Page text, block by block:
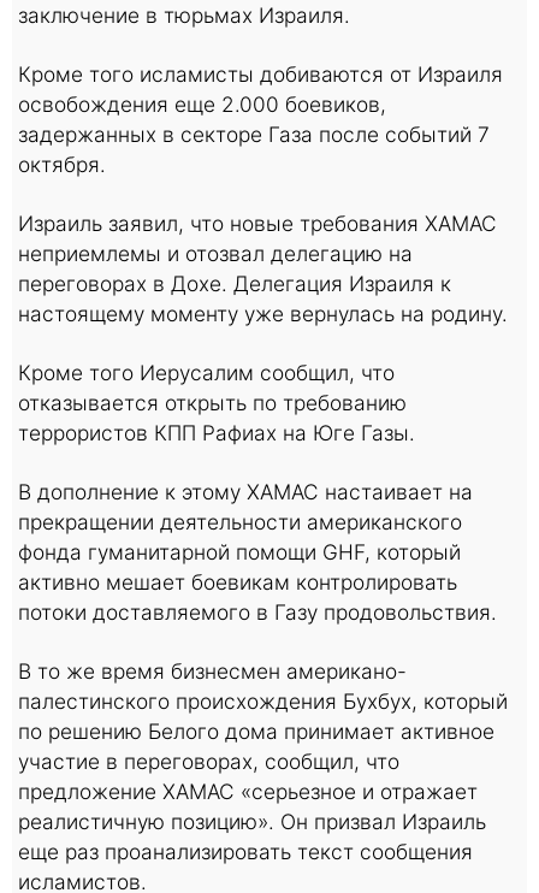
заключение в тюрьмах Израиля.
Кроме того исламисты добиваются от Израиля
освобождения еще 2.000 боевиков,
задержанных в секторе Газа после событий 7
октября.
Израиль заявил, что новые требования ХАМАС
неприемлемы и отозвал делегацию на
переговорах в Дохе. Делегация Израиля к
настоящему моменту уже вернулась на родину.
Кроме того Иерусалим сообщил, что
отказывается открыть по требованию
террористов КПП Рафиах на Юге Газы.
В дополнение к этому ХАМАС настаивает на
прекращении деятельности американского
фонда гуманитарной помощи GHF, который
активно мешает боевикам контролировать
потоки доставляемого в Газу продовольствия.
В то же время бизнесмен американо-
палестинского происхождения Бухбух, который
по решению Белого дома принимает активное
участие в переговорах, сообщил, что
предложение ХАМАС «серьезное и отражает
реалистичную позицию». Он призвал Израиль
еще раз проанализировать текст сообщения
исламистов.